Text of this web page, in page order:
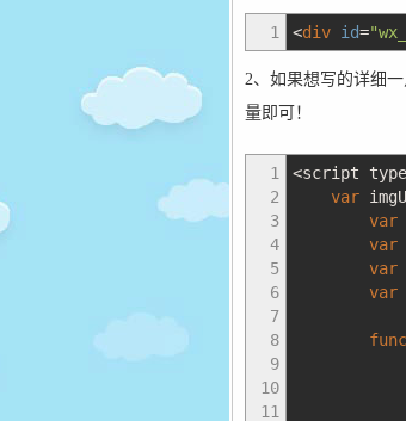
1 <div id=
2、如果想写的详细
量即可！
1
2
3
4
5
6
7
8
9
10
11
<script type
var
var
var
var
var